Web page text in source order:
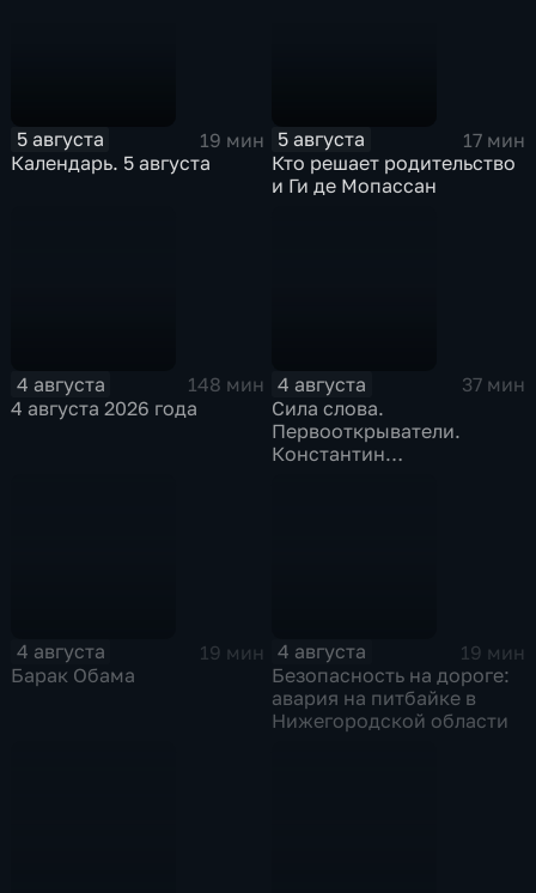
5 августа
19 мин
Календарь. 5 августа
5 августа
17 мин
Кто решает родительство
и Ги де Мопассан
4 августа
148 мин
4 августа 2026 года
4 августа
37 мин
Сила слова.
Первооткрыватели.
Константин
4 августа
19 мин
Барак Обама
4 августа
19 мин
Безопасность на дороге:
авария на питбайке в
Нижегородской области